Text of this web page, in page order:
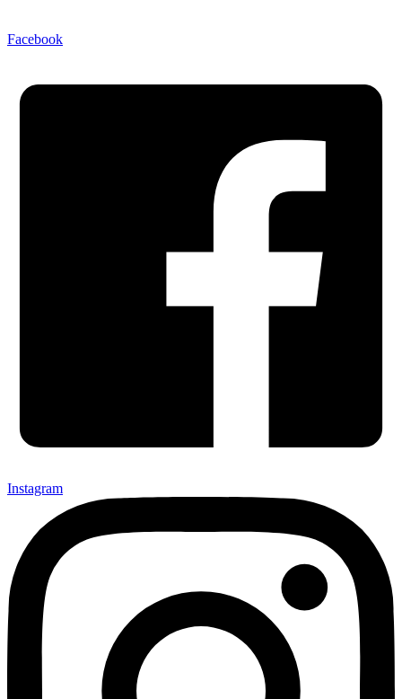
Facebook
Instagram